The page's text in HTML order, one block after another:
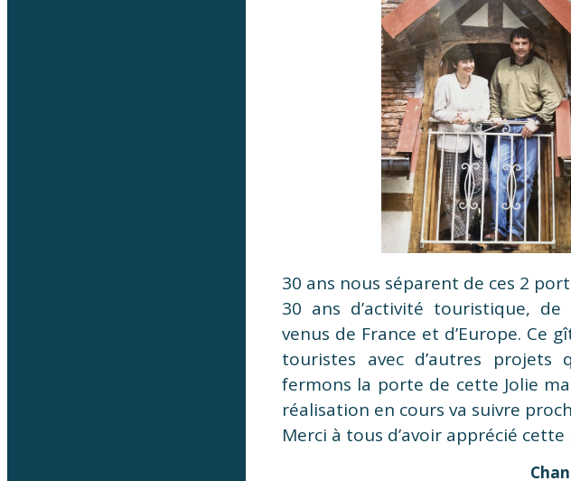
30 ans nous séparent de ces 2
30 ans d’activité touristique,
venus de France et d’Europe. Ce
touristes avec d’autres
fermons la porte de cette Jolie
réalisation en cours va suivre
Merci à tous d’avoir apprécié